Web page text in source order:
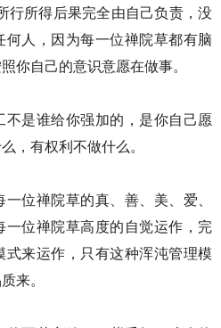
行所得后果完全由自己负责，没
人，因为每一位禅院草都有脑
你自己的意识意愿在做事。
是谁给你强加的，是你自己愿
，有权利不做什么。
位禅院草的真、善、美、爱、
位禅院草高度的自觉运作，完
来运作，只有这种浑沌管理模
来。